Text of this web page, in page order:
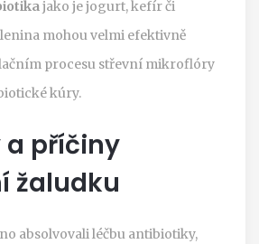
jako je jogurt, kefír či
mohou velmi efektivně
procesu střevní mikroflóry
kúry.
a příčiny
žaludku
absolvovali léčbu antibiotiky,